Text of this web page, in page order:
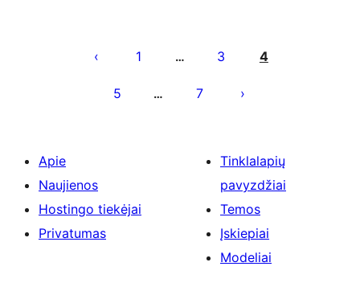
puslapiavimas
1 … 3 4
5 … 7
Apie
Naujienos
Hostingo tiekėjai
Privatumas
Tinklalapių
pavyzdžiai
Temos
Įskiepiai
Modeliai